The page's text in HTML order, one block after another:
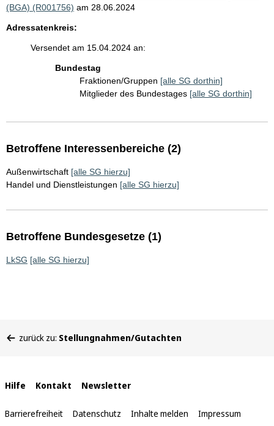
(BGA) (R001756) am 28.06.2024
Adressatenkreis:
Versendet am 15.04.2024 an:
Bundestag
Fraktionen/Gruppen [alle SG dorthin]
Mitglieder des Bundestages [alle SG dorthin]
Betroffene Interessenbereiche (2)
Außenwirtschaft [alle SG hierzu]
Handel und Dienstleistungen [alle SG hierzu]
Betroffene Bundesgesetze (1)
LkSG [alle SG hierzu]
befinden
zurück zu: Stellungnahmen/Gutachten
Interne
Links
Hilfe Kontakt Newsletter
Barrierefreiheit Datenschutz Inhalte melden Impressum